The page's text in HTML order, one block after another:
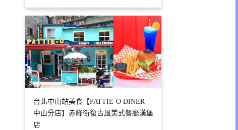
台北中山站美食【PATTIE-O DINER
中山分店】赤峰街復古風美式餐廳漢堡
店